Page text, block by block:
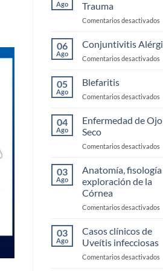
Ago
Trauma
Comentarios desactivadosen
y
06
Ago
Conjuntivitis
Comentarios desactivadosen
05
Ago
Blefaritis
Comentarios desactivadosen
04
Ago
Enfermedad de Ojo
Seco
Comentarios desactivadosen
03
Ago
Anatomía, fisología
exploración de la
Córnea
Comentarios desactivadosen
de
03
Ago
Casos clínicos de
Uveítis infecciosas
Comentarios desactivadosen